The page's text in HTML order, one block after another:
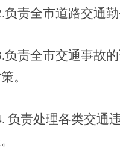
负责全市道路交通
.负责全市交通事故
。
. 负责处理各类交通